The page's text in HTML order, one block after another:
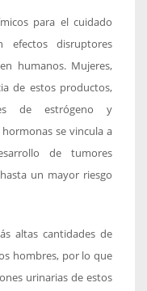
para el cuidado
efectos disruptores
humanos. Mujeres,
de estos productos,
de estrógeno y
se vincula a
de tumores
un mayor riesgo
altas cantidades de
hombres, por lo que
urinarias de estos